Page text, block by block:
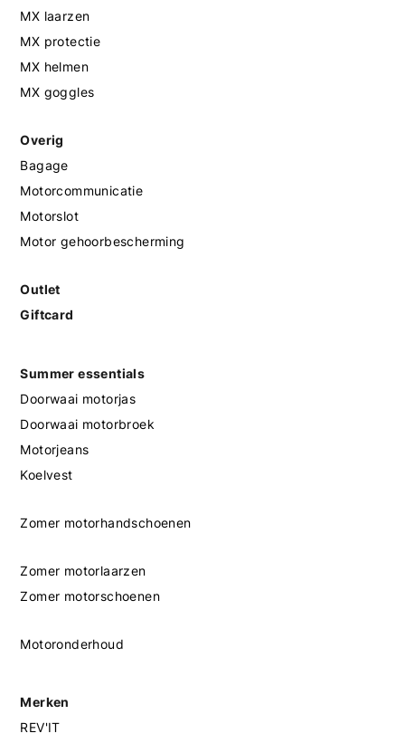
MX laarzen
MX protectie
MX helmen
MX goggles
Overig
Bagage
Motorcommunicatie
Motorslot
Motor gehoorbescherming
Outlet
Giftcard
Summer essentials
Doorwaai motorjas
Doorwaai motorbroek
Motorjeans
Koelvest
Zomer motorhandschoenen
Zomer motorlaarzen
Zomer motorschoenen
Motoronderhoud
Merken
REV'IT